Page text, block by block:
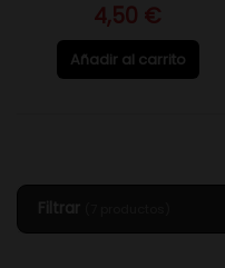
4,50 €
Añadir al carrito